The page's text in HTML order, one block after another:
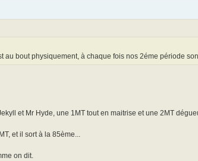
au bout physiquement, à chaque fois nos 2éme période
et Mr Hyde, une 1MT tout en maitrise et une 2MT
et il sort à la 85ème...
on dit.